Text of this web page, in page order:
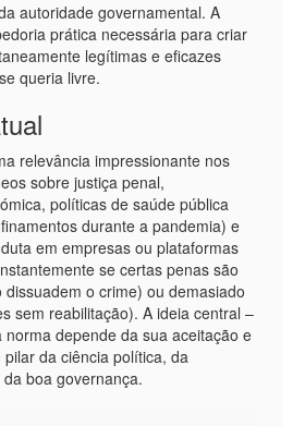
autoridade governamental. A
prática necessária para criar
legítimas e eficazes
queria livre.
relevância impressionante nos
sobre justiça penal,
políticas de saúde pública
durante a pandemia) e
em empresas ou plataformas
se certas penas são
o crime) ou demasiado
sem reabilitação). A ideia central –
depende da sua aceitação e
da ciência política, da
boa governança.